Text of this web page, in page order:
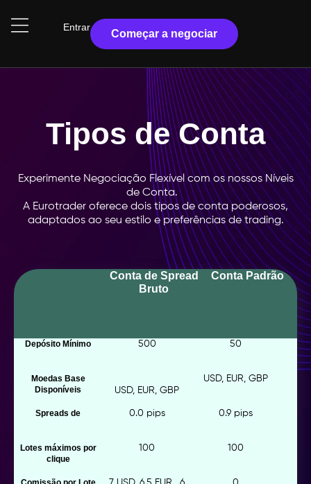
Entrar
Começar a negociar
Tipos de Conta
Experimente Negociação Flexível com os nossos Níveis
de Conta.
A Eurotrader oferece dois tipos de conta poderosos,
adaptados ao seu estilo e preferências de trading.
Conta de Spread
Bruto
Conta Padrão
Depósito Mínimo 500 50
Moedas Base
Disponíveis
USD, EUR, GBP
USD, EUR, GBP
Spreads de 0.0 pips 0.9 pips
Lotes máximos por
clique
100 100